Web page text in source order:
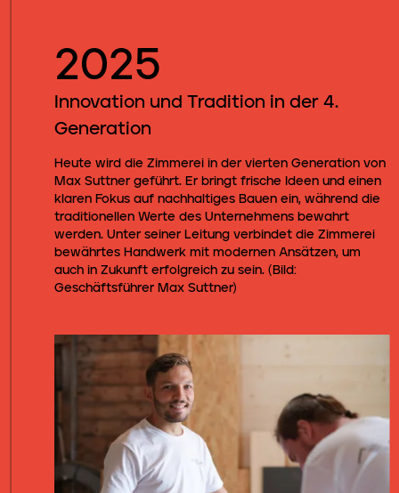
2025
Innovation und Tradition in der 4.
Generation
Heute wird die Zimmerei in der vierten Generation von
Max Suttner geführt. Er bringt frische Ideen und einen
klaren Fokus auf nachhaltiges Bauen ein, während die
traditionellen Werte des Unternehmens bewahrt
werden. Unter seiner Leitung verbindet die Zimmerei
bewährtes Handwerk mit modernen Ansätzen, um
auch in Zukunft erfolgreich zu sein. (Bild:
Geschäftsführer Max Suttner)